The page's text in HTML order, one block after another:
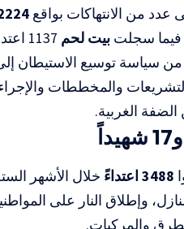
من الانتهاكات بواقع 2224
بيت لحم
من سياسة توسيع الاستيطان
والمخططات
الغربية.
3488 اعتداءً
خلال الأشهر
وإطلاق النار على
والمركبات.